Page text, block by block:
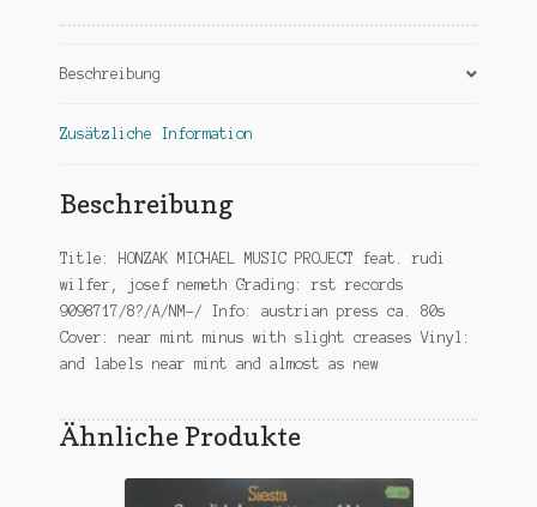
josef
Menge
Beschreibung
Zusätzliche Information
Beschreibung
Title: HONZAK MICHAEL MUSIC PROJECT feat. rudi
wilfer, josef nemeth Grading: rst records
9098717/8?/A/NM-/ Info: austrian press ca. 80s
Cover: near mint minus with slight creases Vinyl:
and labels near mint and almost as new
Ähnliche Produkte